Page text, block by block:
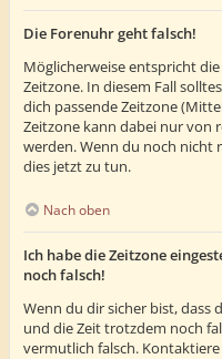
Die Forenuhr geht falsch!
Möglicherweise entspricht
Zeitzone. In diesem Fall
dich passende Zeitzone
Zeitzone kann dabei nur von
werden. Wenn du noch nicht
dies jetzt zu tun.
Nach oben
Ich habe die Zeitzone
noch falsch!
Wenn du dir sicher bist, dass
und die Zeit trotzdem noch
vermutlich falsch.